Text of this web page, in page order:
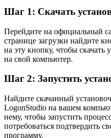
Шаг 1: Скачать
Перейдите на официальный
странице загрузки найдите
на эту кнопку, чтобы
на свой компьютер.
Шаг 2: Запустить
Найдите скачанный
LogonStudio на вашем
нему, чтобы запустить
потребоваться подтвердить
программу.